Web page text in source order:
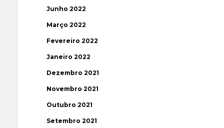
Junho 2022
Março 2022
Fevereiro 2022
Janeiro 2022
Dezembro 2021
Novembro 2021
Outubro 2021
Setembro 2021